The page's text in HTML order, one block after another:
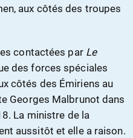
aux côtés des troupes
contactées par Le
des forces spéciales
côtés des Émiriens au
Georges Malbrunot dans
La ministre de la
aussitôt et elle a raison.